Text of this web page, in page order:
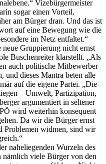
Vizebürgermeister
sogar einen Vorteil.
am Bürger dran. Und das ist
auf eine Bewegung wie die
im Netz entfaltet.“
neue Gruppierung nicht ernst
Buschenreiter klarstellt. „Als
auch politische Mitbewerber
und dieses Mantra beten alle
auf die eigene Partei. „Die
– Umwelt, Partizipation,
argumentiert in seltener
wird weiterhin konsequent
Da wir die Bürger ernst
Problemen widmen, sind wir
naheliegenden Wurzeln des
nämlich viele Bürger von den